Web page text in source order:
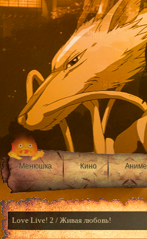
Менюшка Кино Аниме
Love Live! 2 / Живая любовь!